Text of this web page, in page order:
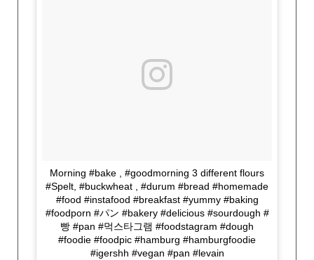
Morning #bake , #goodmorning 3 different flours
#Spelt, #buckwheat , #durum #bread #homemade
#food #instafood #breakfast #yummy #baking
#foodporn #パン #bakery #delicious #sourdough #
빵 #pan #먹스타그램 #foodstagram #dough
#foodie #foodpic #hamburg #hamburgfoodie
#igershh #vegan #pan #levain